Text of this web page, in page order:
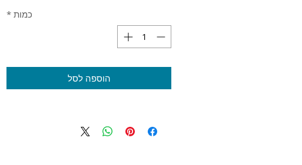
כמות *
הוספה לסל